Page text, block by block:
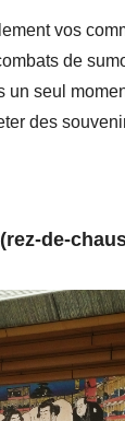
vos
de
un seul
des
de-